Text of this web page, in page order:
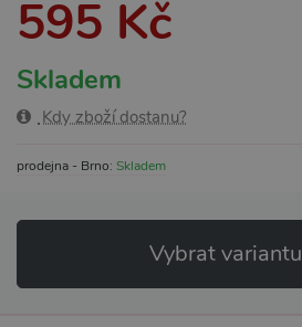
595 Kč
Skladem
Kdy zboží dostanu?
prodejna - Brno: Skladem
Vybrat variantu